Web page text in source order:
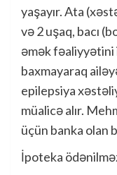
yaşayır. Ata
və 2 uşaq, bacı
əmək
baxmayaraq
epilepsiya
müalicə alır.
üçün banka olan
İpoteka